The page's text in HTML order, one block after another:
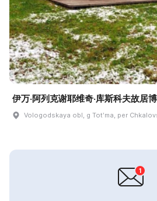
伊万·阿列克谢耶维奇·库斯科夫故居
Vologodskaya obl, g Totʹma, per